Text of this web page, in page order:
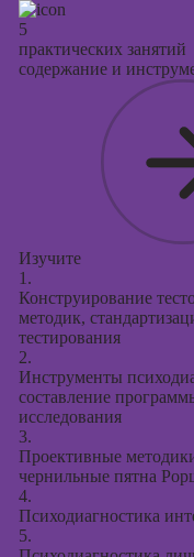
5
практических занятий
содержание и
Изучите
1.
Конструирование
методик,
тестирования
2.
Инструменты
составление
исследования
3.
Проективные
чернильные пятна
4.
Психодиагностика
5.